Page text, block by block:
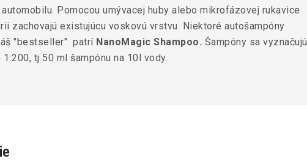
Pomocou umývacej huby alebo mikrofázovej rukavice
zachovajú existujúcu voskovú vrstvu. Niektoré autošampóny
"bestseller" patrí NanoMagic Shampoo. Šampóny sa vyznačujú
tj 50 ml šampónu na 10l vody.